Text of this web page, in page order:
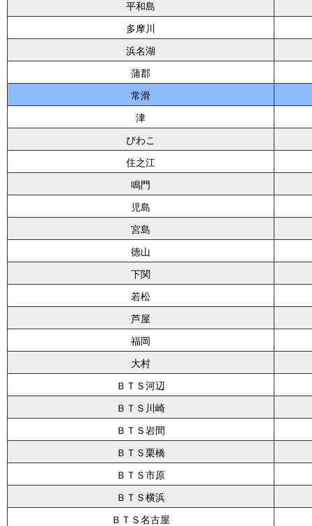
平和島
多摩川
浜名湖
蒲郡
常滑
津
びわこ
住之江
鳴門
児島
宮島
徳山
下関
若松
芦屋
福岡
大村
ＢＴＳ河辺
ＢＴＳ川崎
ＢＴＳ岩間
ＢＴＳ栗橋
ＢＴＳ市原
ＢＴＳ横浜
ＢＴＳ名古屋